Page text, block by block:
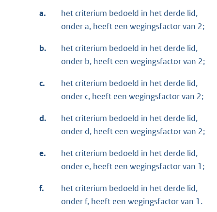
a.
het criterium bedoeld in het derde lid,
onder a, heeft een wegingsfactor van 2;
b.
het criterium bedoeld in het derde lid,
onder b, heeft een wegingsfactor van 2;
c.
het criterium bedoeld in het derde lid,
onder c, heeft een wegingsfactor van 2;
d.
het criterium bedoeld in het derde lid,
onder d, heeft een wegingsfactor van 2;
e.
het criterium bedoeld in het derde lid,
onder e, heeft een wegingsfactor van 1;
f.
het criterium bedoeld in het derde lid,
onder f, heeft een wegingsfactor van 1.